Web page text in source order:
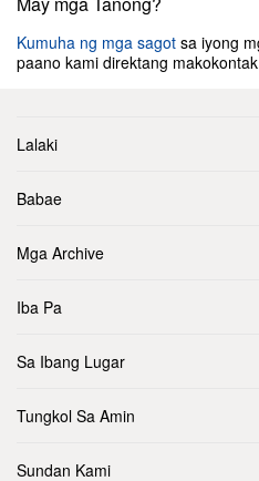
Kumuha ng mga sagot sa iyong
paano kami direktang
Lalaki
Babae
Mga Archive
Iba Pa
Sa Ibang Lugar
Tungkol Sa Amin
Sundan Kami